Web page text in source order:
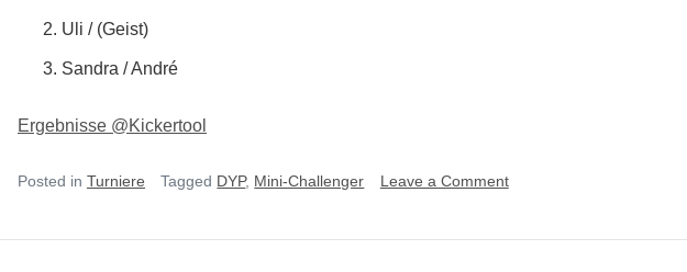
Uli / (Geist)
Sandra / André
Ergebnisse @Kickertool
Posted in Turniere Tagged DYP, Mini-Challenger Leave a Commenton